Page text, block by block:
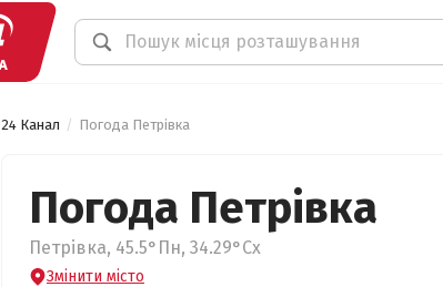
24 Канал Погода Петрівка
Погода Петрівка
Петрівка, 45.5°Пн, 34.29°Сх
Змінити місто